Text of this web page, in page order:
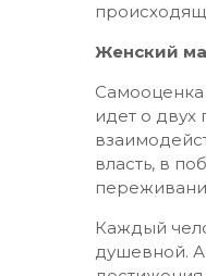
Женский
идет о двух
власть, в
Каждый
душевной.